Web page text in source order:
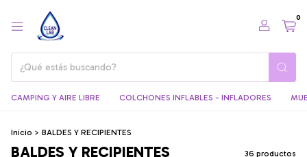
0
CAMPING Y AIRE LIBRE COLCHONES INFLABLES - INFLADORES
Inicio > BALDES Y RECIPIENTES
BALDES Y RECIPIENTES 36 productos